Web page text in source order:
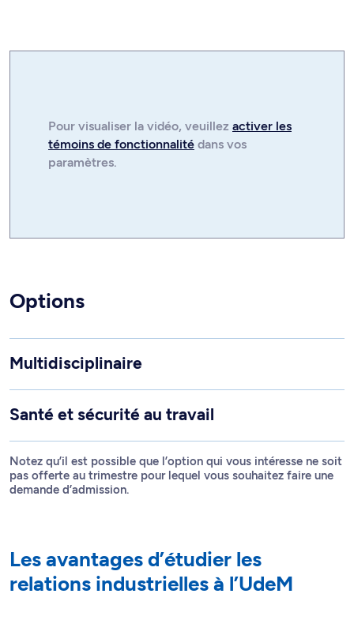
Pour visualiser la vidéo, veuillez activer les
témoins de fonctionnalité dans vos
paramètres.
Options
Multidisciplinaire
Santé et sécurité au travail
Notez qu’il est possible que l’option qui vous intéresse ne soit
pas offerte au trimestre pour lequel vous souhaitez faire une
demande d’admission.
Les avantages d’étudier les
relations industrielles à l’UdeM